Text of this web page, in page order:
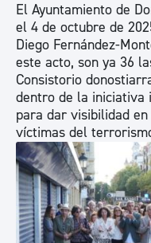
El Ayuntamiento de
el 4 de octubre de
Diego Fernández-
este acto, son ya 36
Consistorio
dentro de la iniciativa
para dar visibilidad
víctimas del